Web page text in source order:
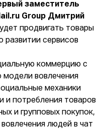
заместитель
Group Дмитрий
продвигать товары
развитии сервисов
коммерцию с
модели вовлечения
механики
и потребления товаров
и групповых покупок,
людей в чат